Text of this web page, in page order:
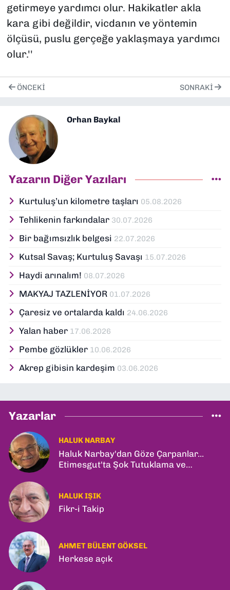
getirmeye yardımcı olur. Hakikatler akla
kara gibi değildir, vicdanın ve yöntemin
ölçüsü, puslu gerçeğe yaklaşmaya yardımcı
olur.''
ÖNCEKI SONRAKI
Orhan Baykal
Yazarın Diğer Yazıları
Kurtuluş’un kilometre taşları 05.08.2026
Tehlikenin farkındalar 30.07.2026
Bir bağımsızlık belgesi 22.07.2026
Kutsal Savaş; Kurtuluş Savaşı 15.07.2026
Haydi arınalım! 08.07.2026
MAKYAJ TAZLENİYOR 01.07.2026
Çaresiz ve ortalarda kaldı 24.06.2026
Yalan haber 17.06.2026
Pembe gözlükler 10.06.2026
Akrep gibisin kardeşim 03.06.2026
Yazarlar
HALUK NARBAY
Haluk Narbay'dan Göze Çarpanlar...
Etimesgut'ta Şok Tutuklama ve
HALUK IŞIK
Fikr-i Takip
AHMET BÜLENT GÖKSEL
Herkese açık